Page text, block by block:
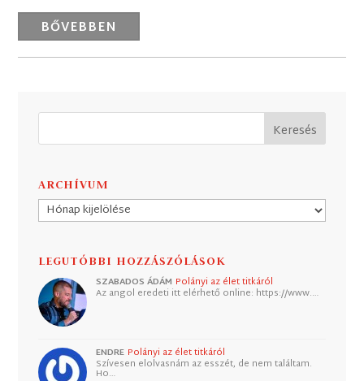
BŐVEBBEN
ARCHÍVUM
Archívum
LEGUTÓBBI HOZZÁSZÓLÁSOK
SZABADOS ÁDÁM Polányi az élet titkáról
Az angol eredeti itt elérhető online: https://www.…
ENDRE Polányi az élet titkáról
Szívesen elolvasnám az esszét, de nem találtam.
Ho…